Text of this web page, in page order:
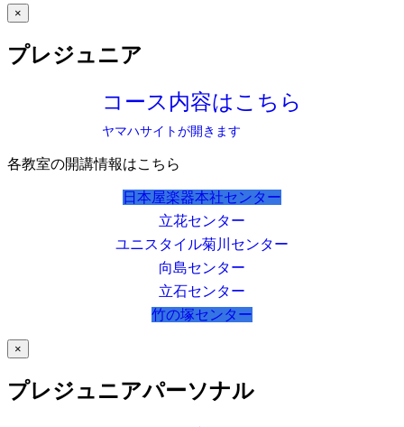
×
プレジュニア
コース内容はこちら
ヤマハサイトが開きます
各教室の開講情報はこちら
日本屋楽器本社センター
立花センター
ユニスタイル菊川センター
向島センター
立石センター
竹の塚センター
×
プレジュニアパーソナル